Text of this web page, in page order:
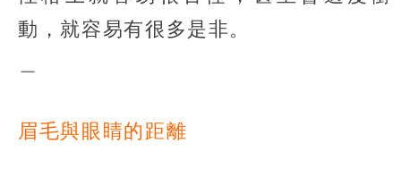
動，就容易有很多是非。
眉毛與眼睛的距離